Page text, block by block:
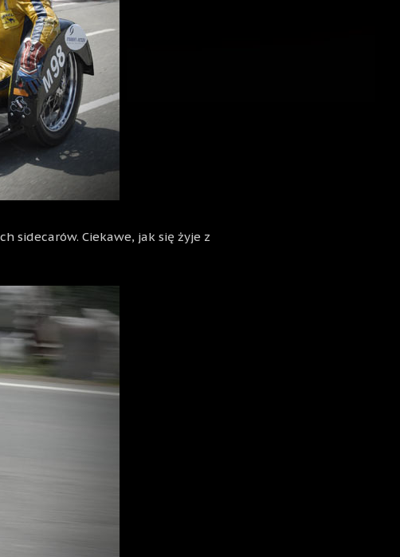
sidecarów. Ciekawe, jak się żyje z